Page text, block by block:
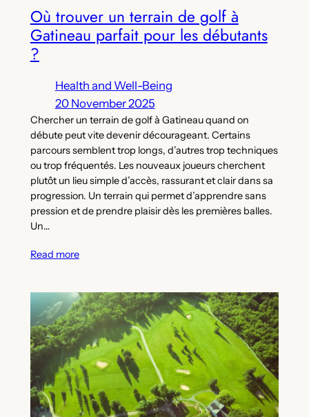
Où trouver un terrain de golf à
Gatineau parfait pour les débutants
?
Health and Well-Being
20 November 2025
Chercher un terrain de golf à Gatineau quand on
débute peut vite devenir décourageant. Certains
parcours semblent trop longs, d’autres trop techniques
ou trop fréquentés. Les nouveaux joueurs cherchent
plutôt un lieu simple d’accès, rassurant et clair dans sa
progression. Un terrain qui permet d’apprendre sans
pression et de prendre plaisir dès les premières balles.
Un…
Read more